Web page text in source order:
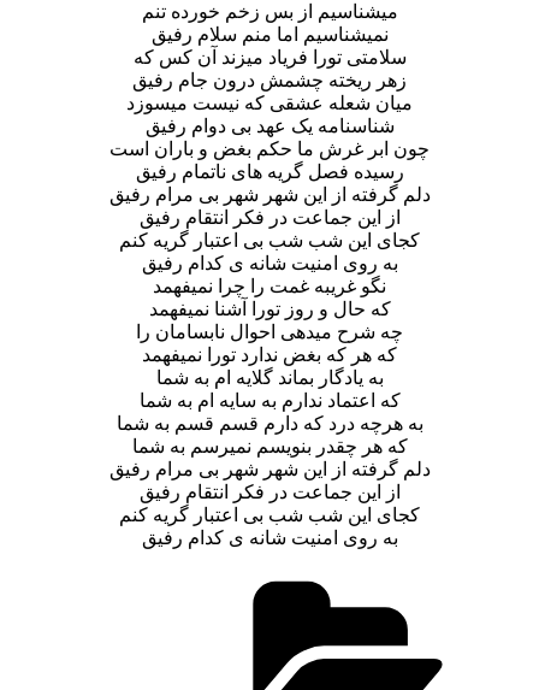
میشناسیم از بس زخم خورده تنم
نمیشناسیم اما منم سلام رفیق
سلامتی تورا فریاد میزند آن کس که
زهر ریخته چشمش درون جام رفیق
میان شعله عشقی که نیست میسوزد
شناسنامه یک عهد بی دوام رفیق
چون ابر غرش ما حکم بغض و باران است
رسیده فصل گریه های ناتمام رفیق
دلم گرفته از این شهر شهر بی مرام رفیق
از این جماعت در فکر انتقام رفیق
کجای این شب شب بی اعتبار گریه کنم
به روی امنیت شانه ی کدام رفیق
نگو غریبه غمت را چرا نمیفهمد
که حال و روز تورا آشنا نمیفهمد
چه شرح میدهی احوال نابسامان را
که هر که بغض ندارد تورا نمیفهمد
به یادگار بماند گلایه ام به شما
که اعتماد ندارم به سایه ام به شما
به هرچه درد که دارم قسم قسم به شما
که هر چقدر بنویسم نمیرسم به شما
دلم گرفته از این شهر شهر بی مرام رفیق
از این جماعت در فکر انتقام رفیق
کجای این شب شب بی اعتبار گریه کنم
به روی امنیت شانه ی کدام رفیق